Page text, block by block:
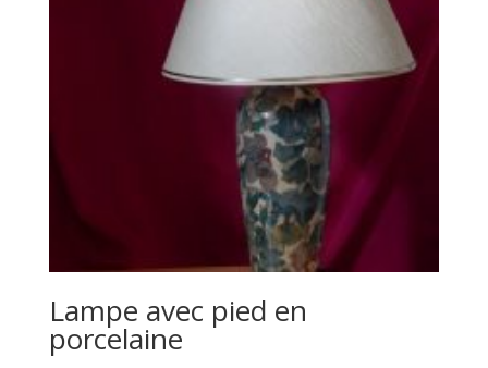
Lampe avec pied en
porcelaine